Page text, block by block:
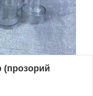
(прозорий